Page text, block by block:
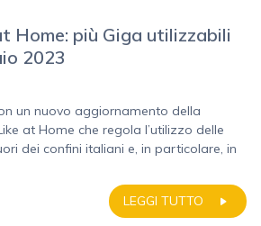
Home: più Giga utilizzabili
2023
un nuovo aggiornamento della
at Home che regola l’utilizzo delle
dei confini italiani e, in particolare, in
LEGGI TUTTO